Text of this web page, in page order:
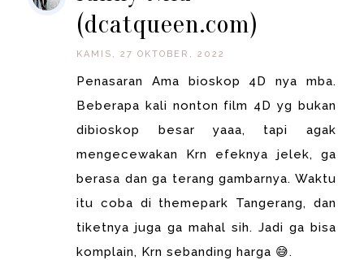
(dcatqueen.com)
KAMIS, 27 OKTOBER, 2022
Penasaran Ama bioskop 4D nya mba.
Beberapa kali nonton film 4D yg bukan
dibioskop besar yaaa, tapi agak
mengecewakan Krn efeknya jelek, ga
berasa dan ga terang gambarnya. Waktu
itu coba di themepark Tangerang, dan
tiketnya juga ga mahal sih. Jadi ga bisa
komplain, Krn sebanding harga 😅.